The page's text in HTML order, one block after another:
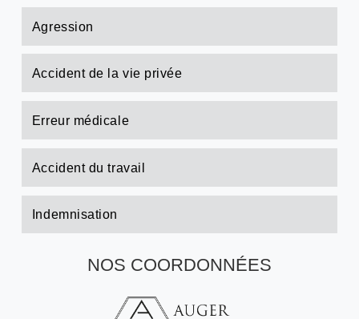
Agression
Accident de la vie privée
Erreur médicale
Accident du travail
Indemnisation
NOS COORDONNÉES